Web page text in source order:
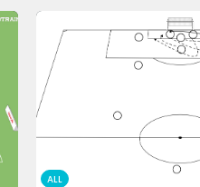
ALL